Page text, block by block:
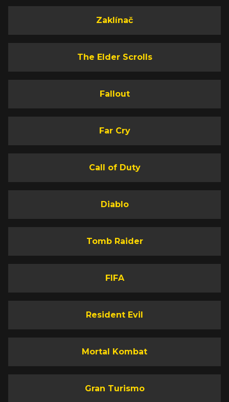
Zaklínač
The Elder Scrolls
Fallout
Far Cry
Call of Duty
Diablo
Tomb Raider
FIFA
Resident Evil
Mortal Kombat
Gran Turismo